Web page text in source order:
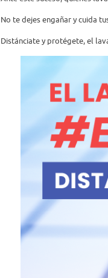
No te dejes engañar y cuida
Distánciate y protégete, el